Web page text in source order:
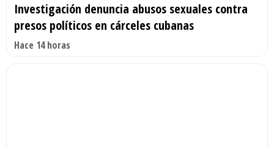
Investigación denuncia abusos sexuales contra
presos políticos en cárceles cubanas
Hace 14 horas